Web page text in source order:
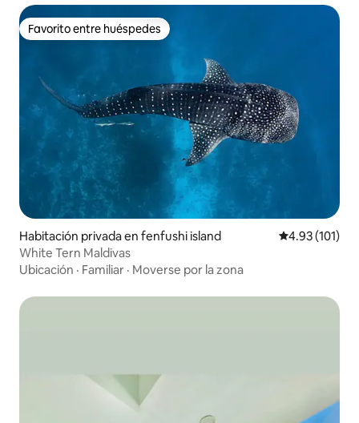
Favorito entre huéspedes
Favorito entre huéspedes
Habitación privada en fenfushi island Calificación
4.93 (101)
White Tern Maldivas
Ubicación · Familiar · Moverse por la zona